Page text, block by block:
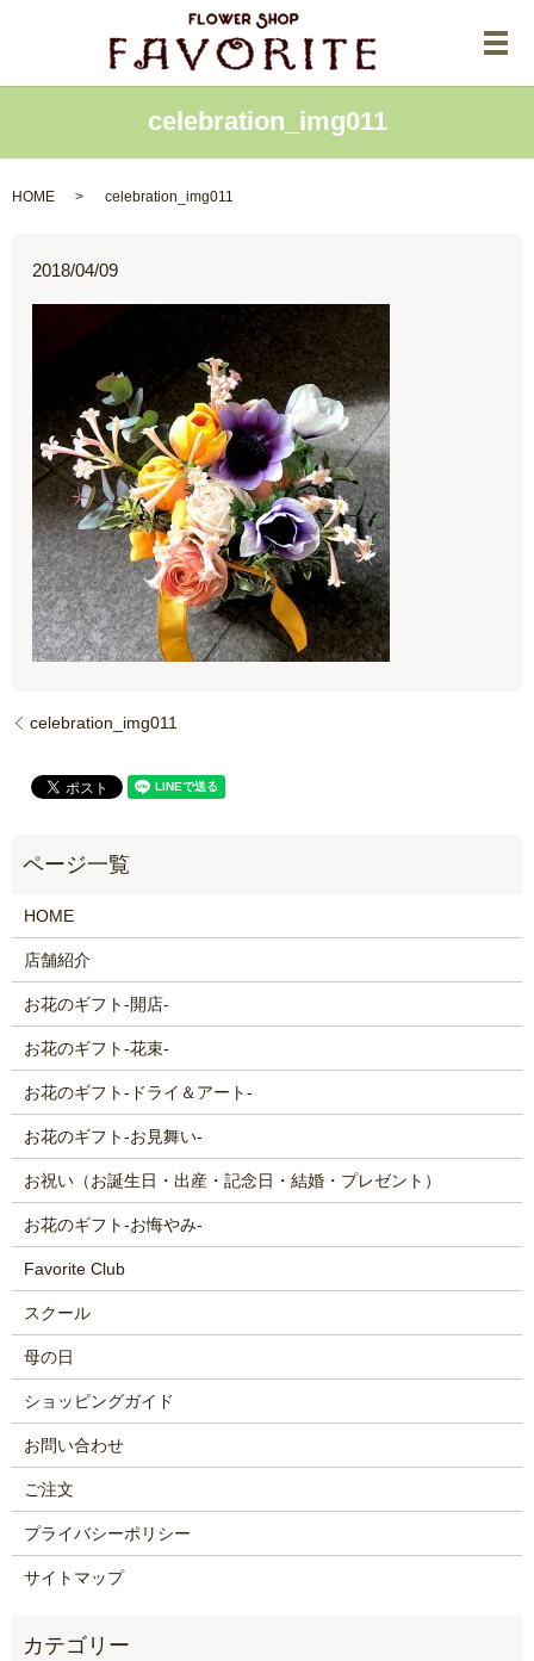
メ
celebration_img011
HOME celebration_img011
2018/04/09
celebration_img011
HOME
店舗紹介
お花のギフト-開店-
お花のギフト-花束-
お花のギフト-ドライ＆アート-
お花のギフト-お見舞い-
お祝い（お誕生日・出産・記念日・結婚・プレゼント）
お花のギフト-お悔やみ-
Favorite Club
スクール
母の日
ショッピングガイド
お問い合わせ
ご注文
プライバシーポリシー
サイトマップ